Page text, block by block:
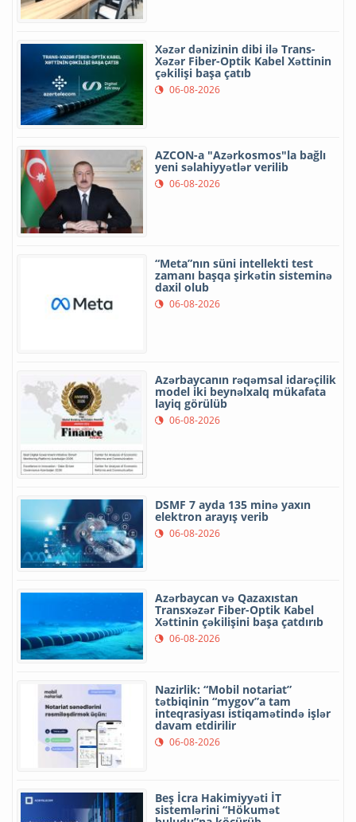
Xəzər dənizinin dibi ilə Trans-
Xəzər Fiber-Optik Kabel Xəttinin
çəkilişi başa çatıb
06-08-2026
AZCON-a "Azərkosmos"la bağlı
yeni səlahiyyətlər verilib
06-08-2026
“Meta”nın süni intellekti test
zamanı başqa şirkətin sisteminə
daxil olub
06-08-2026
Azərbaycanın rəqəmsal idarəçilik
model iki beynəlxalq mükafata
layiq görülüb
06-08-2026
DSMF 7 ayda 135 minə yaxın
elektron arayış verib
06-08-2026
Azərbaycan və Qazaxıstan
Transxəzər Fiber-Optik Kabel
Xəttinin çəkilişini başa çatdırıb
06-08-2026
Nazirlik: “Mobil notariat”
tətbiqinin “mygov”a tam
inteqrasiyası istiqamətində işlər
davam etdirilir
06-08-2026
Beş İcra Hakimiyyəti İT
sistemlərini “Hökumət